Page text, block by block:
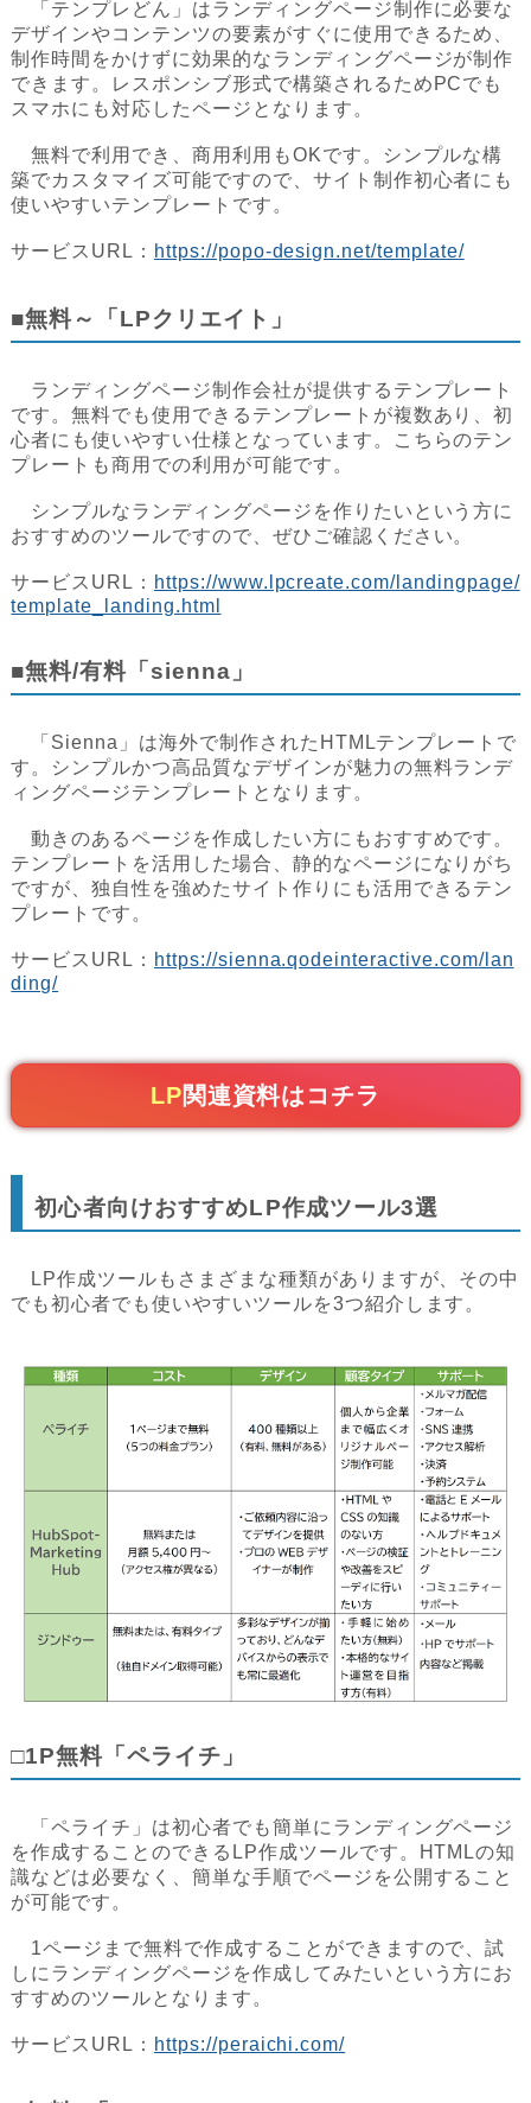
「テンプレどん」はランディングページ制作に必要な
デザインやコンテンツの要素がすぐに使用できるため、
制作時間をかけずに効果的なランディングページが制作
できます。レスポンシブ形式で構築されるためPCでも
スマホにも対応したページとなります。
無料で利用でき、商用利用もOKです。シンプルな構
築でカスタマイズ可能ですので、サイト制作初心者にも
使いやすいテンプレートです。
サービスURL： https://popo-design.net/template/
■無料～「LPクリエイト」
ランディングページ制作会社が提供するテンプレート
です。無料でも使用できるテンプレートが複数あり、初
心者にも使いやすい仕様となっています。こちらのテン
プレートも商用での利用が可能です。
シンプルなランディングページを作りたいという方に
おすすめのツールですので、ぜひご確認ください。
サービスURL： https://www.lpcreate.com/landingpage/
template_landing.html
■無料/有料「sienna」
「Sienna」は海外で制作されたHTMLテンプレートで
す。シンプルかつ高品質なデザインが魅力の無料ランデ
ィングページテンプレートとなります。
動きのあるページを作成したい方にもおすすめです。
テンプレートを活用した場合、静的なページになりがち
ですが、独自性を強めたサイト作りにも活用できるテン
プレートです。
サービスURL： https://sienna.qodeinteractive.com/lan
ding/
LP関連資料はコチラ
初心者向けおすすめLP作成ツール3選
LP作成ツールもさまざまな種類がありますが、その中
でも初心者でも使いやすいツールを3つ紹介します。
□1P無料「ペライチ」
「ペライチ」は初心者でも簡単にランディングページ
を作成することのできるLP作成ツールです。HTMLの知
識などは必要なく、簡単な手順でページを公開すること
が可能です。
1ページまで無料で作成することができますので、試
しにランディングページを作成してみたいという方にお
すすめのツールとなります。
サービスURL： https://peraichi.com/